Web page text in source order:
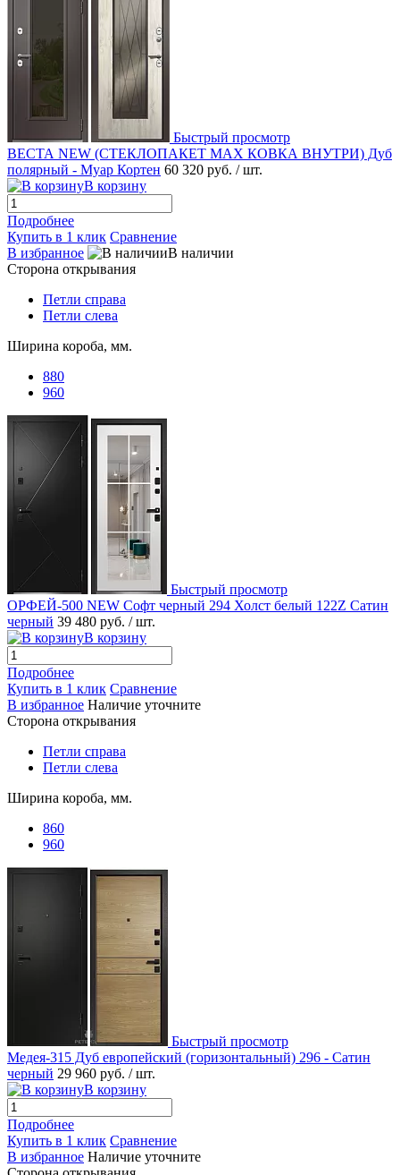
Быстрый просмотр
ВЕСТА NEW (СТЕКЛОПАКЕТ MAX КОВКА ВНУТРИ) Дуб
полярный - Муар Кортен 60 320 руб. / шт.
В корзину
Подробнее
Купить в 1 клик Сравнение
В избранное
В наличии
Сторона открывания
Петли справа
Петли слева
Ширина короба, мм.
880
960
Быстрый просмотр
ОРФЕЙ-500 NEW Софт черный 294 Холст белый 122Z Сатин
черный 39 480 руб. / шт.
В корзину
Подробнее
Купить в 1 клик Сравнение
В избранное Наличие уточните
Сторона открывания
Петли справа
Петли слева
Ширина короба, мм.
860
960
Быстрый просмотр
Медея-315 Дуб европейский (горизонтальный) 296 - Сатин
черный 29 960 руб. / шт.
В корзину
Подробнее
Купить в 1 клик Сравнение
В избранное Наличие уточните